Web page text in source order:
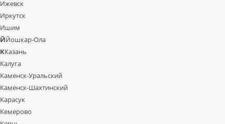
Ижевск
Иркутск
Ишим
ЙЙошкар-Ола
ККазань
Калуга
Каменск-Уральский
Каменск-Шахтинский
Карасук
Кемерово